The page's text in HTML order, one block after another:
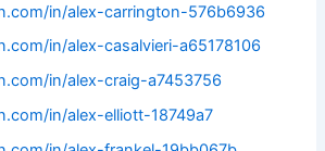
in/alex-carrington-576b6936
in/alex-casalvieri-a65178106
in/alex-craig-a7453756
in/alex-elliott-18749a7